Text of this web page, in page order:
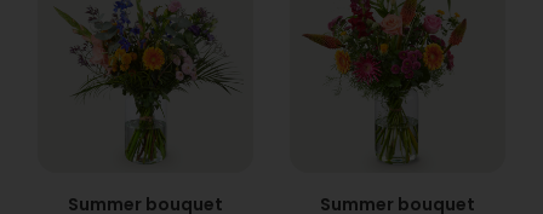
Summer bouquet Summer bouquet